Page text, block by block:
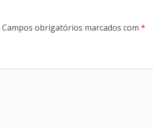
Campos obrigatórios marcados com *